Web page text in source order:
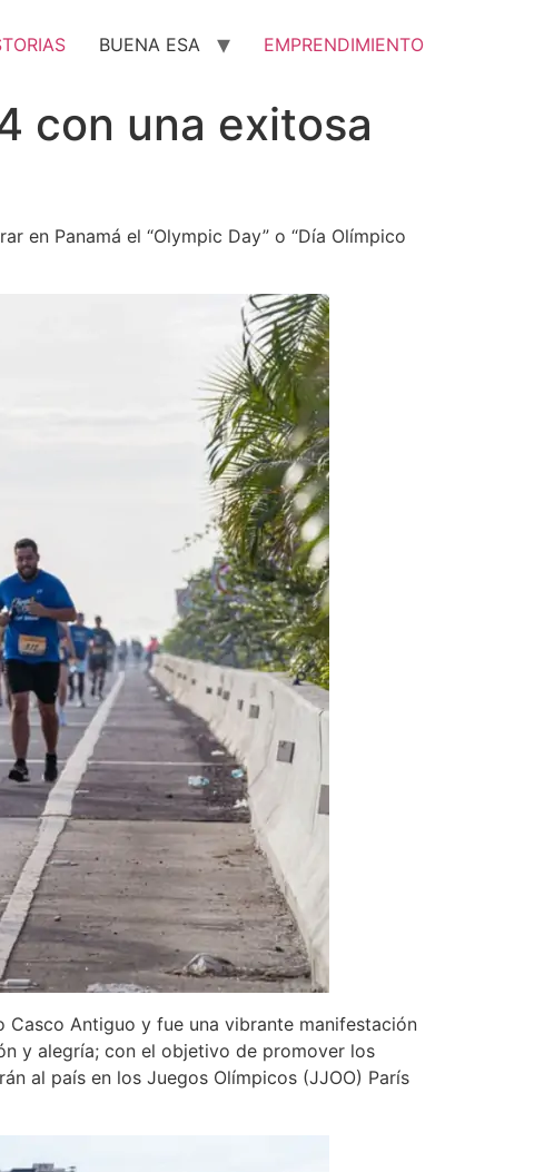
BUENA ESA EMPRENDIMIENTO
con una exitosa
en Panamá el “Olympic Day” o “Día Olímpico
Antiguo y fue una vibrante manifestación
y alegría; con el objetivo de promover los
al país en los Juegos Olímpicos (JJOO) París